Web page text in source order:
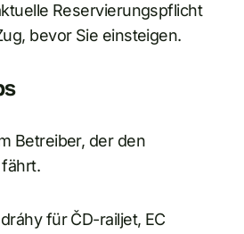
Reservierungspflicht
bevor Sie einsteigen.
Betreiber, der den
für ČD-railjet, EC